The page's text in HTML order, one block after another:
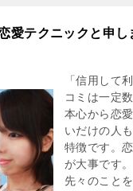
愛テクニックと申し
「信用して
コミは一定
本心から恋
いだけの人
特徴です。
が大事です。
先々のこと